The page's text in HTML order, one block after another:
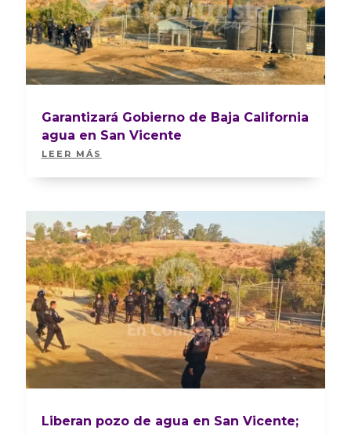
Garantizará Gobierno de Baja California
agua en San Vicente
LEER MÁS
Liberan pozo de agua en San Vicente;